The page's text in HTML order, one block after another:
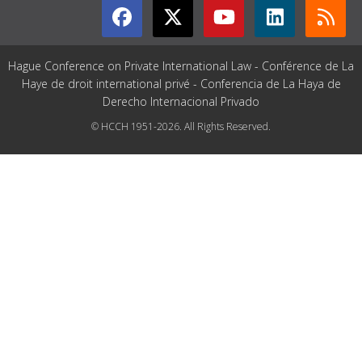
Hague Conference on Private International Law - Conférence de La
Haye de droit international privé - Conferencia de La Haya de
Derecho Internacional Privado
© HCCH 1951-2026. All Rights Reserved.